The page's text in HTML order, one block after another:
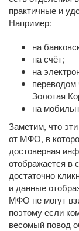
практичные и
Например:
на
на счёт;
на
Золотая
на
Заметим, что
от МФО, в
достоверная
отображается в
достаточно
и данные
МФО не могут
поэтому если
весомый повод